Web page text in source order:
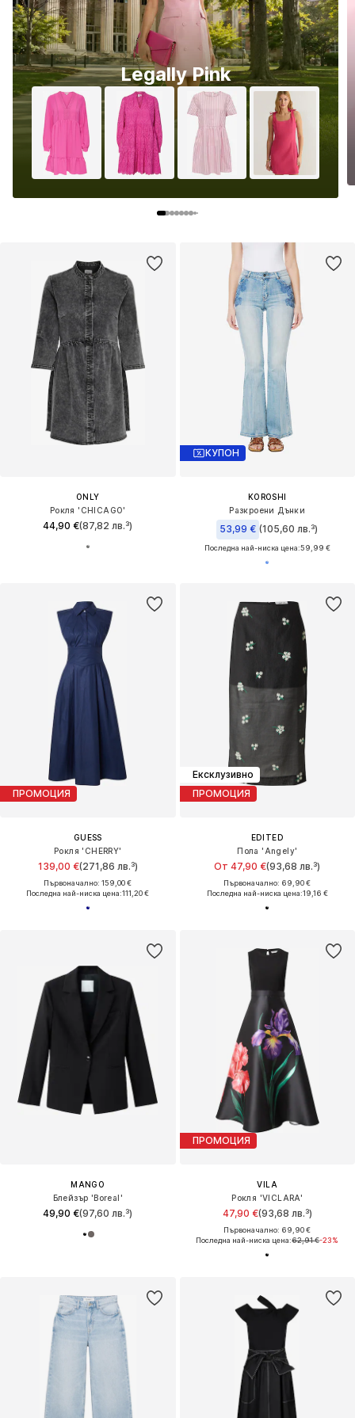
Legally Pink
ONLY
Рокля 'CHICAGO'
44,90 €(87,82 лв.³)
КУПОН
KOROSHI
Разкроени Дънки
53,99 € (105,60 лв.³)
Последна най-ниска цена:59,99 €
ПРОМОЦИЯ
GUESS
Рокля 'CHERRY'
139,00 €(271,86 лв.³)
Първоначално: 159,00 €
Последна най-ниска цена:111,20 €
Ексклузивно
ПРОМОЦИЯ
EDITED
Пола 'Angely'
От 47,90 €(93,68 лв.³)
Първоначално: 69,90 €
Последна най-ниска цена:19,16 €
MANGO
Блейзър 'Boreal'
49,90 €(97,60 лв.³)
ПРОМОЦИЯ
VILA
Рокля 'VICLARA'
47,90 €(93,68 лв.³)
Първоначално: 69,90 €
Последна най-ниска цена:62,91 €-23%